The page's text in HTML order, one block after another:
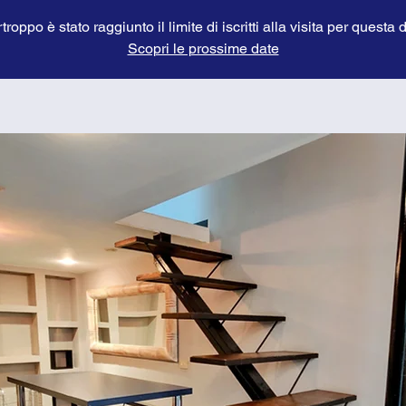
è stato raggiunto il limite di iscritti alla visita per questa
Scopri le prossime date